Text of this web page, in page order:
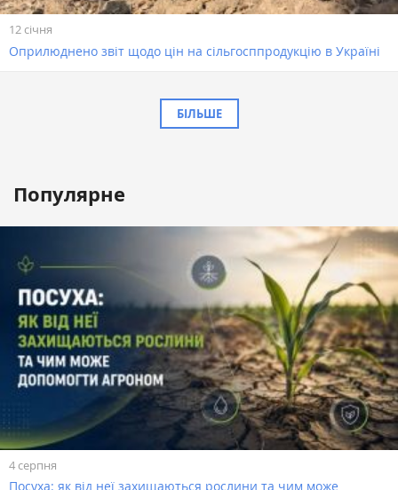
12 січня
Оприлюднено звіт щодо цін на сільгосппродукцію в Україні
БІЛЬШЕ
Популярне
4 серпня
Посуха: як від неї захищаються рослини та чим може